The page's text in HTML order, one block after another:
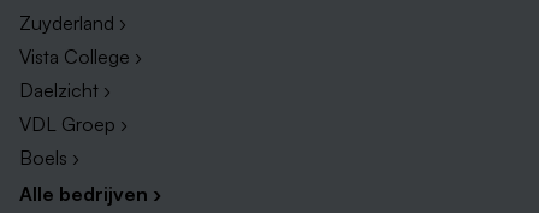
Zuyderland ›
Vista College ›
Daelzicht ›
VDL Groep ›
Boels ›
Alle bedrijven ›